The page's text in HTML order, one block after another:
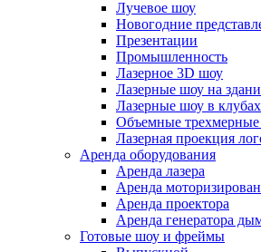
Лучевое шоу
Новогодние
Презентации
Промышленность
Лазерное 3D шоу
Лазерные шоу на
Лазерные шоу в клубах
Объемные
Лазерная проекция
Аренда оборудования
Аренда лазера
Аренда
Аренда проектора
Аренда генератора
Готовые шоу и фреймы